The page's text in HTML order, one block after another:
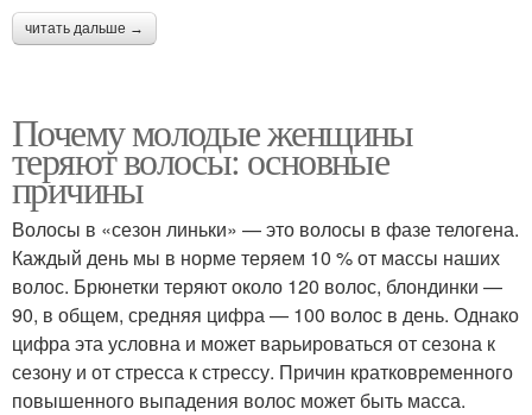
читать дальше →
Почему молодые женщины
теряют волосы: основные
причины
Волосы в «сезон линьки» — это волосы в фазе телогена.
Каждый день мы в норме теряем 10 % от массы наших
волос. Брюнетки теряют около 120 волос, блондинки —
90, в общем, средняя цифра — 100 волос в день. Однако
цифра эта условна и может варьироваться от сезона к
сезону и от стресса к стрессу. Причин кратковременного
повышенного выпадения волос может быть масса.